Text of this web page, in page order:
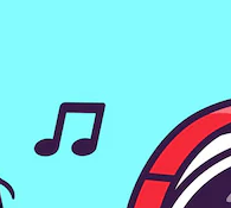
plattformen för att förverkliga
Mer än 1 miljon
bland kreatörer, företag,